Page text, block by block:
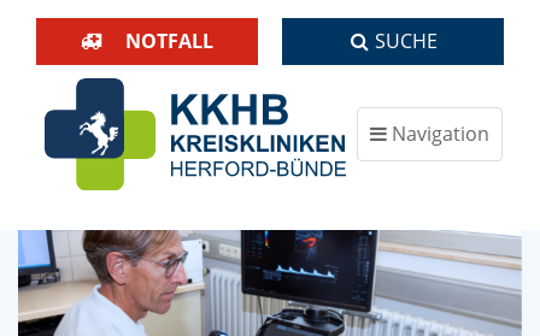
NOTFALL SUCHE
Navigation
ein-/ausblenden